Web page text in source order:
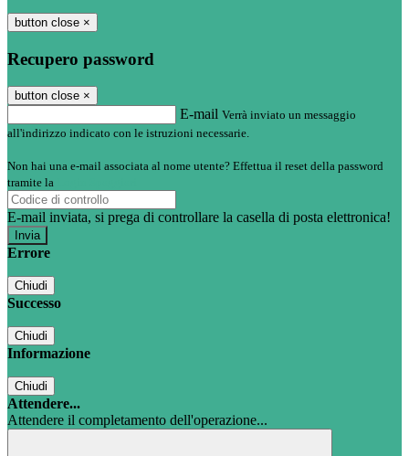
button close ×
Recupero password
button close ×
E-mail Verrà inviato un messaggio
all'indirizzo indicato con le istruzioni necessarie.
Non hai una e-mail associata al nome utente? Effettua il reset della password
tramite la
E-mail inviata, si prega di controllare la casella di posta elettronica!
Errore
Chiudi
Successo
Chiudi
Informazione
Chiudi
Attendere...
Attendere il completamento dell'operazione...